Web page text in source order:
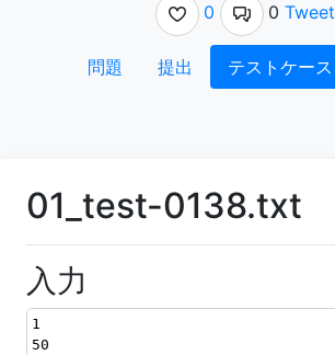
0
0 Tweet
問題 提出 テストケース
01_test-0138.txt
入力
1
50